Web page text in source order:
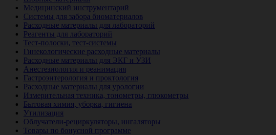
Медицинский инструментарий
Системы для забора биоматериалов
Расходные материалы для лабораторий
Реагенты для лабораторий
Тест-полоски, тест-системы
Гинекологические расходные материалы
Расходные материалы для ЭКГ и УЗИ
Анестезиология и реанимация
Гастроэнтерология и проктология
Расходные материалы для урологии
Измерительная техника, тонометры, глюкометры
Бытовая химия, уборка, гигиена
Утилизация
Облучатели-рециркуляторы, ингаляторы
Товары по бонусной программе